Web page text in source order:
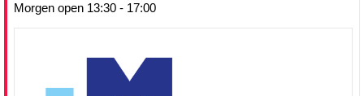
Morgen open 13:30 - 17:00